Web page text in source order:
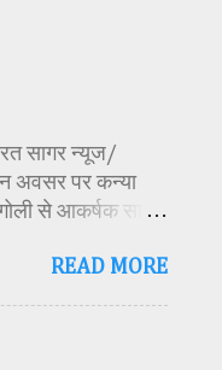
सागर न्यूज/
अवसर पर कन्या
से आकर्षक साज-
एवं भाजपा जिला
एवं अखंड ज्योत का
शक्ति स्वरूपा
READ MORE